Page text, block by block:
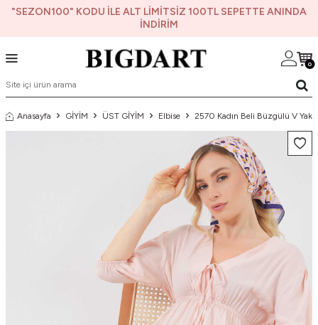
"SEZON100" KODU İLE ALT LİMİTSİZ 100TL SEPETTE ANINDA
İNDİRİM
0
Anasayfa GİYİM ÜST GİYİM Elbise 2570 Kadın Beli Büzgülü V